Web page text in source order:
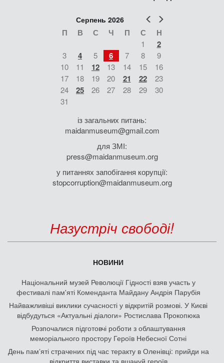
Попер
Серпень 2026
П В С Ч П С Н
1 2
3 4 5 6 7 8
9
10
11 12 13 14 15
16
17
18 19 20 21 22
23
24
25 26 27 28 29
30
31
із загальних питань:
maidanmuseum@gmail.com
для ЗМІ:
press@maidanmuseum.org
у питаннях запобігання корупції:
stopcorruption@maidanmuseum.org
Назустріч свободі!
НОВИНИ
Національний музей Революції Гідності взяв участь у
фестивалі пам'яті Коменданта Майдану Андрія Парубія
Найважливіші виклики сучасності у відкритій розмові. У Києві
відбудуться «Актуальні діалоги» Ростислава Прокопюка
Розпочалися підготовчі роботи з облаштування
меморіального простору Героїв Небесної Сотні
День памʼяті страчених під час теракту в Оленівці: прийди на
відкриття виставки та вшануй героїв